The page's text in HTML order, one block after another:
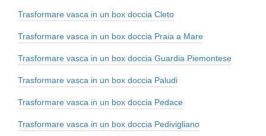
Trasformare vasca in un box doccia Cleto
Trasformare vasca in un box doccia Praia a Mare
Trasformare vasca in un box doccia Guardia Piemontese
Trasformare vasca in un box doccia Paludi
Trasformare vasca in un box doccia Pedace
Trasformare vasca in un box doccia Pedivigliano